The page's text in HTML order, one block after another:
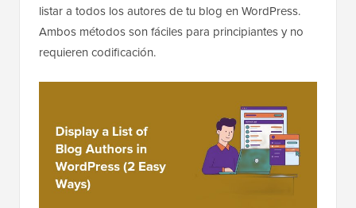
listar a todos los autores de tu blog en WordPress.
Ambos métodos son fáciles para principiantes y no
requieren codificación.